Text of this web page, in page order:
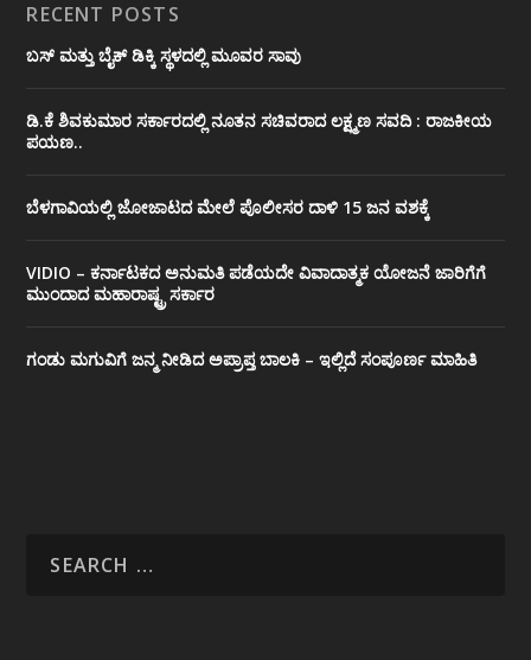
RECENT POSTS
ಬಸ್ ಮತ್ತು ಬೈಕ್ ಡಿಕ್ಕಿ ಸ್ಥಳದಲ್ಲಿ ಮೂವರ ಸಾವು
ಡಿ.ಕೆ ಶಿವಕುಮಾರ ಸರ್ಕಾರದಲ್ಲಿ ನೂತನ ಸಚಿವರಾದ ಲಕ್ಷ್ಮಣ ಸವದಿ : ರಾಜಕೀಯ
ಪಯಣ..
ಬೆಳಗಾವಿಯಲ್ಲಿ ಜೋಜಾಟದ ಮೇಲೆ ಪೊಲೀಸರ ದಾಳಿ 15 ಜನ ವಶಕ್ಕೆ
VIDIO – ಕರ್ನಾಟಕದ ಅನುಮತಿ ಪಡೆಯದೇ ವಿವಾದಾತ್ಮಕ ಯೋಜನೆ ಜಾರಿಗೆಗೆ
ಮುಂದಾದ ಮಹಾರಾಷ್ಟ್ರ ಸರ್ಕಾರ
ಗಂಡು ಮಗುವಿಗೆ ಜನ್ಮ ನೀಡಿದ ಅಪ್ರಾಪ್ತ ಬಾಲಕಿ – ಇಲ್ಲಿದೆ ಸಂಪೂರ್ಣ ಮಾಹಿತಿ